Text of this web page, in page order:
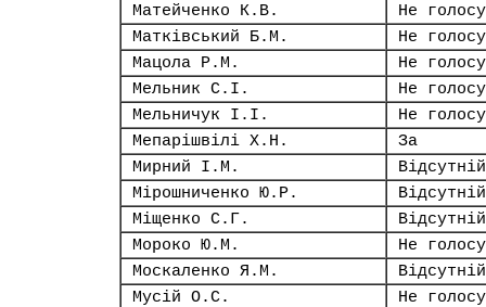
Матейченко К.В.
Не
Матківський Б.М.
Не
Мацола Р.М.
Не
Мельник С.І.
Не
Мельничук І.І.
Не
Мепарішвілі Х.Н.
За
Мирний І.М.
Відсутній
Мірошниченко Ю.Р.
Відсутній
Міщенко С.Г.
Відсутній
Мороко Ю.М.
Не
Москаленко Я.М.
Відсутній
Мусій О.С.
Не